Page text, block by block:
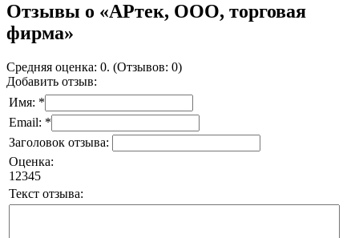
Отзывы о «АРтек, ООО, торговая
фирма»
Средняя оценка: 0. (Отзывов: 0)
Добавить отзыв:
Имя: *
Email: *
Заголовок отзыва:
Оценка:
1 2345
Текст отзыва: